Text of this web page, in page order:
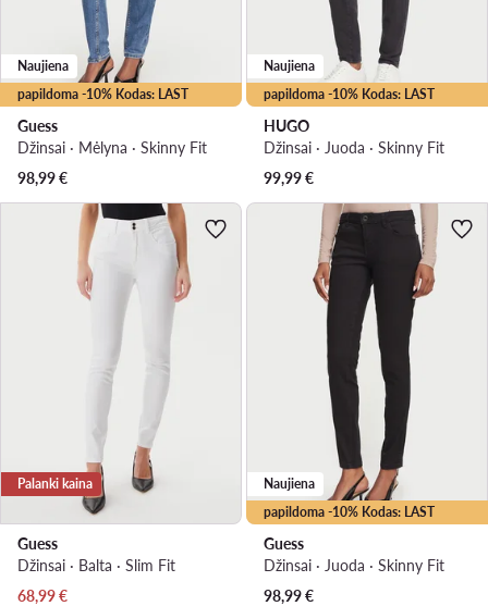
papildoma -10% Kodas: LAST
Naujiena
Guess
Džinsai · Mėlyna · Skinny Fit
98,99€
papildoma -10% Kodas: LAST
Naujiena
HUGO
Džinsai · Juoda · Skinny Fit
99,99€
Palanki kaina
Guess
Džinsai · Balta · Slim Fit
Dabartinė kaina
68,99€
papildoma -10% Kodas: LAST
Naujiena
Guess
Džinsai · Juoda · Skinny Fit
98,99€